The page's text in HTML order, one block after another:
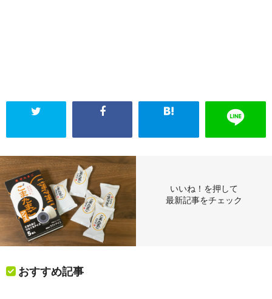
いいね！を押して
最新記事をチェック
おすすめ記事